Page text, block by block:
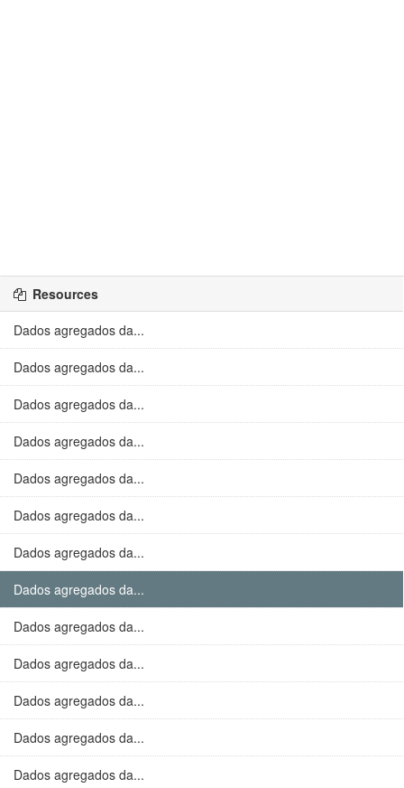
Resources
Dados agregados da...
Dados agregados da...
Dados agregados da...
Dados agregados da...
Dados agregados da...
Dados agregados da...
Dados agregados da...
Dados agregados da...
Dados agregados da...
Dados agregados da...
Dados agregados da...
Dados agregados da...
Dados agregados da...